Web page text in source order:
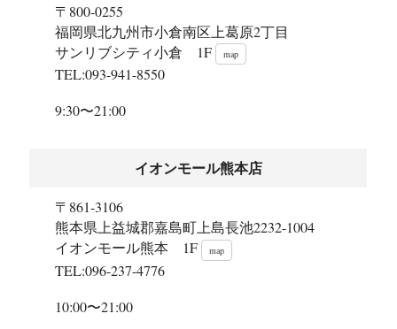
〒800-0255
福岡県北九州市小倉南区上葛原2丁目
サンリブシティ小倉 1F
map
TEL:093-941-8550
9:30〜21:00
イオンモール熊本店
〒861-3106
熊本県上益城郡嘉島町上島長池2232-1004
イオンモール熊本 1F
map
TEL:096-237-4776
10:00〜21:00